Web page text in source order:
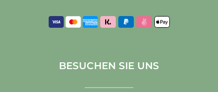
BESUCHEN SIE UNS